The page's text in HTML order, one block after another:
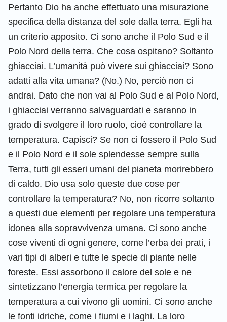
Pertanto Dio ha anche effettuato una misurazione
specifica della distanza del sole dalla terra. Egli ha
un criterio apposito. Ci sono anche il Polo Sud e il
Polo Nord della terra. Che cosa ospitano? Soltanto
ghiacciai. L’umanità può vivere sui ghiacciai? Sono
adatti alla vita umana? (No.) No, perciò non ci
andrai. Dato che non vai al Polo Sud e al Polo Nord,
i ghiacciai verranno salvaguardati e saranno in
grado di svolgere il loro ruolo, cioè controllare la
temperatura. Capisci? Se non ci fossero il Polo Sud
e il Polo Nord e il sole splendesse sempre sulla
Terra, tutti gli esseri umani del pianeta morirebbero
di caldo. Dio usa solo queste due cose per
controllare la temperatura? No, non ricorre soltanto
a questi due elementi per regolare una temperatura
idonea alla sopravvivenza umana. Ci sono anche
cose viventi di ogni genere, come l’erba dei prati, i
vari tipi di alberi e tutte le specie di piante nelle
foreste. Essi assorbono il calore del sole e ne
sintetizzano l’energia termica per regolare la
temperatura a cui vivono gli uomini. Ci sono anche
le fonti idriche, come i fiumi e i laghi. La loro